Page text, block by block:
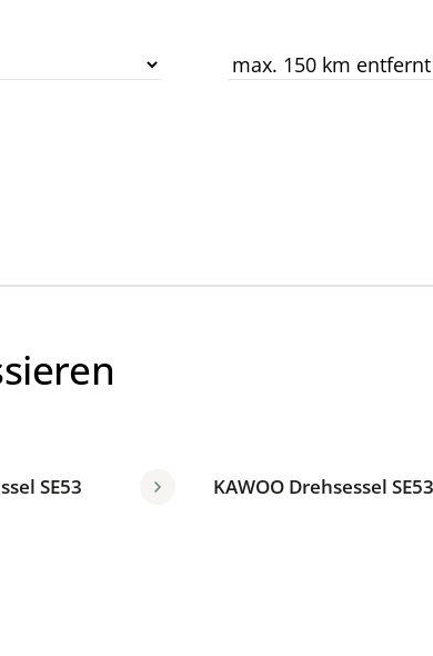
SE53 KAWOO Drehsessel SE53